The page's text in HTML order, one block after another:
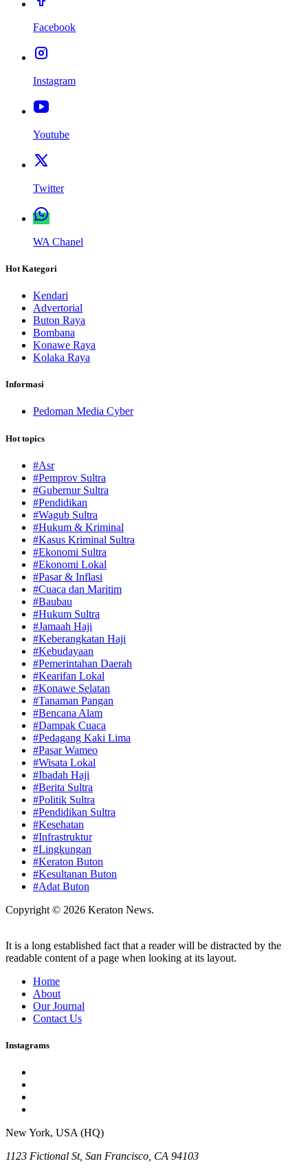
Facebook
Instagram
Youtube
Twitter
WA Chanel
Hot Kategori
Kendari
Advertorial
Buton Raya
Bombana
Konawe Raya
Kolaka Raya
Informasi
Pedoman Media Cyber
Hot topics
#Asr
#Pemprov Sultra
#Gubernur Sultra
#Pendidikan
#Wagub Sultra
#Hukum & Kriminal
#Kasus Kriminal Sultra
#Ekonomi Sultra
#Ekonomi Lokal
#Pasar & Inflasi
#Cuaca dan Maritim
#Baubau
#Hukum Sultra
#Jamaah Haji
#Keberangkatan Haji
#Kebudayaan
#Pemerintahan Daerah
#Kearifan Lokal
#Konawe Selatan
#Tanaman Pangan
#Bencana Alam
#Dampak Cuaca
#Pedagang Kaki Lima
#Pasar Wameo
#Wisata Lokal
#Ibadah Haji
#Berita Sultra
#Politik Sultra
#Pendidikan Sultra
#Kesehatan
#Infrastruktur
#Lingkungan
#Keraton Buton
#Kesultanan Buton
#Adat Buton
Copyright © 2026 Keraton News.
It is a long established fact that a reader will be distracted by the
readable content of a page when looking at its layout.
Home
About
Our Journal
Contact Us
Instagrams
New York, USA (HQ)
1123 Fictional St, San Francisco, CA 94103